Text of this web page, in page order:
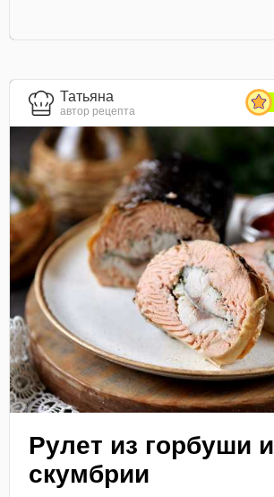
Татьяна
автор рецепта
Рулет из горбуши и
скумбрии